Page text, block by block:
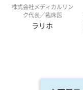
株式会社メディカルリン
ク代表／臨床医
ラリホ